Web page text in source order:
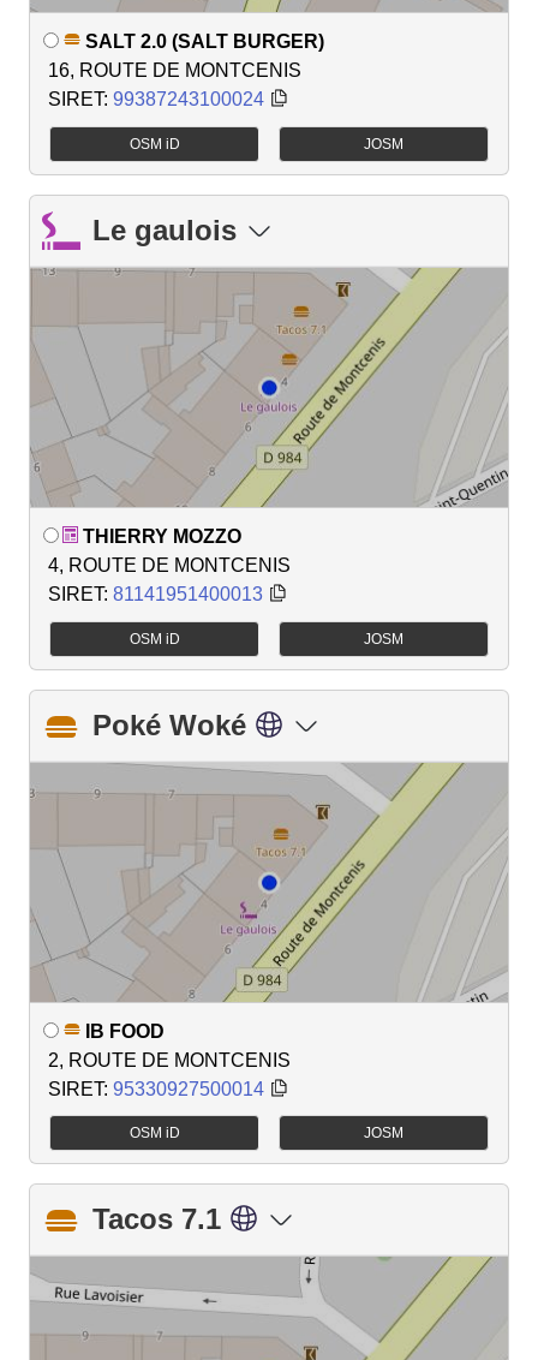
SALT 2.0 (SALT BURGER)
16, ROUTE DE MONTCENIS
SIRET: 99387243100024
OSM iD JOSM
Le gaulois
THIERRY MOZZO
4, ROUTE DE MONTCENIS
SIRET: 81141951400013
OSM iD JOSM
Poké Woké
IB FOOD
2, ROUTE DE MONTCENIS
SIRET: 95330927500014
OSM iD JOSM
Tacos 7.1